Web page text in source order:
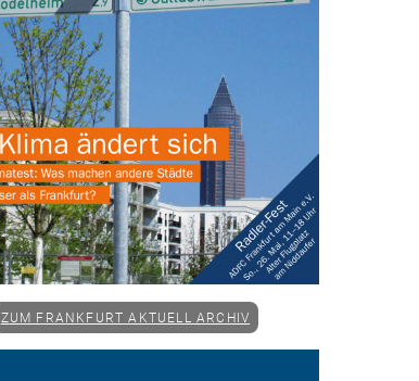
ZUM FRANKFURT AKTUELL ARCHIV